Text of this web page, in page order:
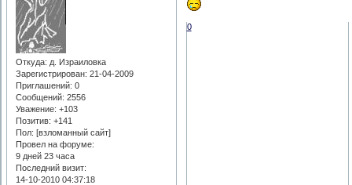
Откуда: д. Израиловка
Зарегистрирован: 21-04-2009
Приглашений: 0
Сообщений: 2556
Уважение: +103
Позитив: +141
Пол: [взломанный сайт]
Провел на форуме:
9 дней 23 часа
Последний визит:
14-10-2010 04:37:18
0